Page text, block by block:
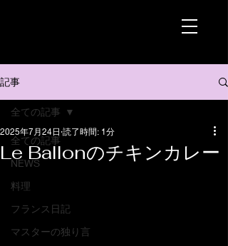
記事
全ての記事
NEWS
料理
フランス日記
マスターの独り言
全ての記事
Le Ballonのチキンカレー
2025年7月24日 読了時間: 1分